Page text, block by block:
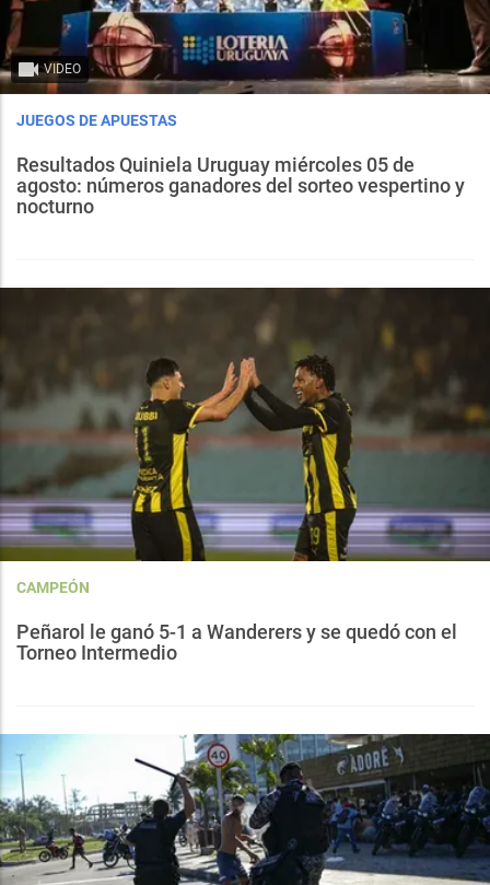
VIDEO
JUEGOS DE APUESTAS
Resultados Quiniela Uruguay miércoles 05 de
agosto: números ganadores del sorteo vespertino y
nocturno
CAMPEÓN
Peñarol le ganó 5-1 a Wanderers y se quedó con el
Torneo Intermedio